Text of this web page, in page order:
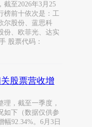
截至2026年3月25
榜前十依次是：工
尔股份、蓝思科
份、欧菲光、达实
股票代码：
股票营收增
，截至一季度，
如下（数据仅供参
92.34%。6月3日